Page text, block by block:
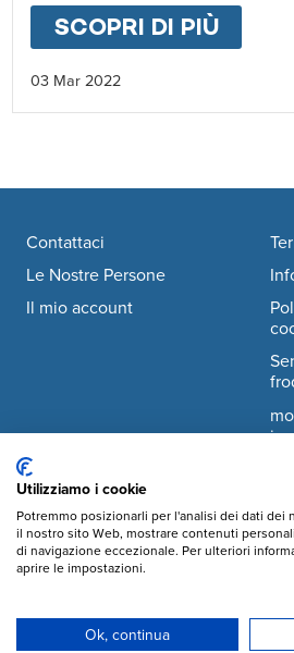
nuovo partner MHA (Mary Help
bambini riceveranno un pasto
SCOPRI DI PIÙABOUT
03 Mar 2022
Footer navigation
© Mary's Meals Italia ODVcompany
Sede legale:
Via Crescenzio 2,
info@marysmeals.it
+39 375 98 60 866
Contattaci
Le Nostre Persone
Il mio account
Utilizziamo i cookie
Potremmo posizionarli per l'analisi dei dati dei
il nostro sito Web, mostrare contenuti
di navigazione eccezionale. Per ulteriori
aprire le impostazioni.
Ok, continua